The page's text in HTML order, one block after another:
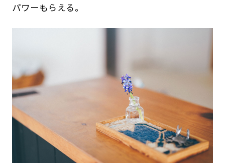
パワーもらえる。